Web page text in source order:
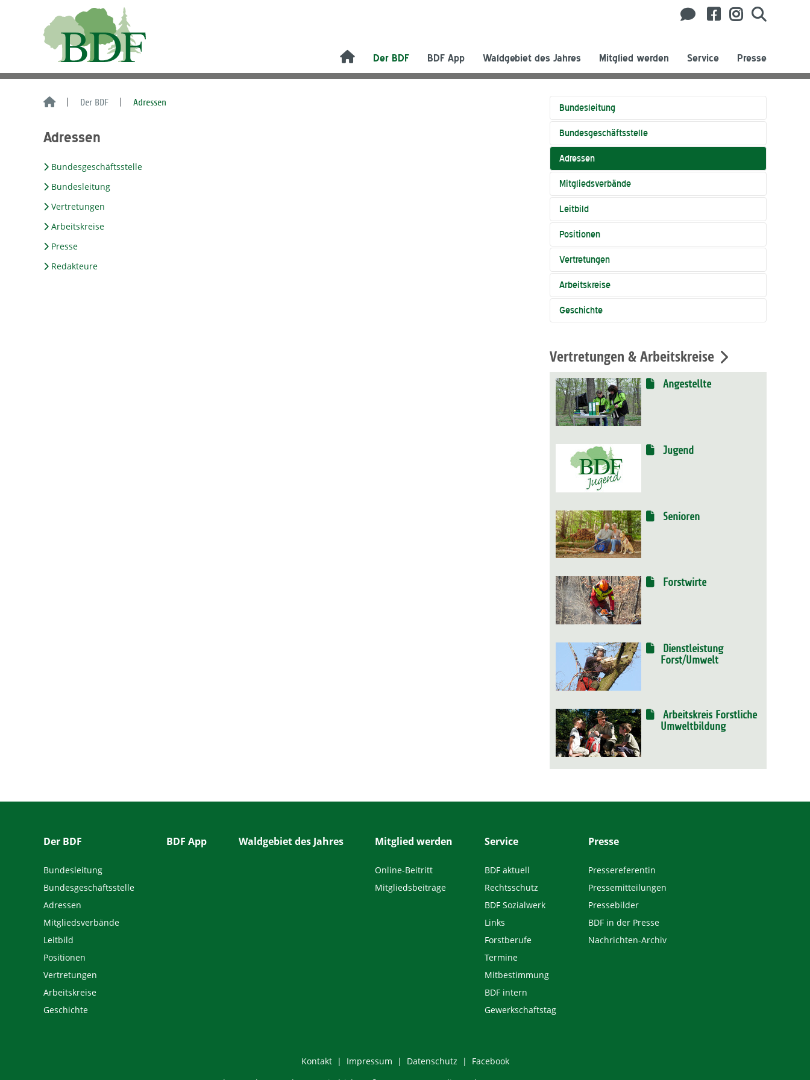
Der BDF BDF App Waldgebiet des Jahres Mitglied werden Service Presse
Der BDF Adressen
Adressen
Bundesgeschäftsstelle
Bundesleitung
Vertretungen
Arbeitskreise
Presse
Redakteure
Bundesleitung
Bundesgeschäftsstelle
Adressen
Mitgliedsverbände
Leitbild
Positionen
Vertretungen
Arbeitskreise
Geschichte
Vertretungen & Arbeitskreise
Angestellte
Jugend
Senioren
Forstwirte
Dienstleistung
Forst/Umwelt
Arbeitskreis Forstliche
Umweltbildung
Der BDF
Bundesleitung
Bundesgeschäftsstelle
Adressen
Mitgliedsverbände
Leitbild
Positionen
Vertretungen
Arbeitskreise
Geschichte
BDF App Waldgebiet des Jahres Mitglied werden
Online-Beitritt
Mitgliedsbeiträge
Service
BDF aktuell
Rechtsschutz
BDF Sozialwerk
Links
Forstberufe
Termine
Mitbestimmung
BDF intern
Gewerkschaftstag
Presse
Pressereferentin
Pressemitteilungen
Pressebilder
BDF in der Presse
Nachrichten-Archiv
Kontakt Impressum Datenschutz
Facebook